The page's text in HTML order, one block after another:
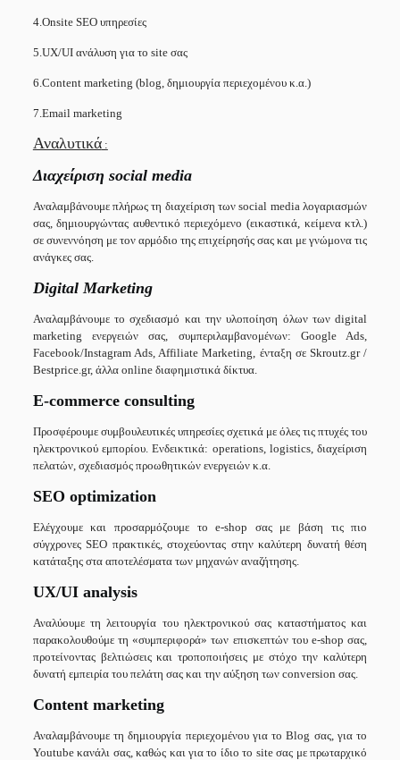
4.Onsite SEO υπηρεσίες
5.UX/UI ανάλυση για το site σας
6.Content marketing (blog, δημιουργία περιεχομένου κ.α.)
7.Email marketing
Αναλυτικά:
Διαχείριση social media
Αναλαμβάνουμε πλήρως τη διαχείριση των social media λογαριασμών
σας, δημιουργώντας αυθεντικό περιεχόμενο (εικαστικά, κείμενα κτλ.)
σε συνεννόηση με τον αρμόδιο της επιχείρησής σας και με γνώμονα τις
ανάγκες σας.
Digital Marketing
Αναλαμβάνουμε το σχεδιασμό και την υλοποίηση όλων των digital
marketing ενεργειών σας, συμπεριλαμβανομένων: Google Ads,
Facebook/Instagram Ads, Affiliate Marketing, ένταξη σε Skroutz.gr /
Bestprice.gr, άλλα online διαφημιστικά δίκτυα.
E-commerce consulting
Προσφέρουμε συμβουλευτικές υπηρεσίες σχετικά με όλες τις πτυχές του
ηλεκτρονικού εμπορίου. Ενδεικτικά: operations, logistics, διαχείριση
πελατών, σχεδιασμός προωθητικών ενεργειών κ.α.
SEO optimization
Ελέγχουμε και προσαρμόζουμε το e-shop σας με βάση τις πιο
σύγχρονες SEO πρακτικές, στοχεύοντας στην καλύτερη δυνατή θέση
κατάταξης στα αποτελέσματα των μηχανών αναζήτησης.
UX/UI analysis
Αναλύουμε τη λειτουργία του ηλεκτρονικού σας καταστήματος και
παρακολουθούμε τη «συμπεριφορά» των επισκεπτών του e-shop σας,
προτείνοντας βελτιώσεις και τροποποιήσεις με στόχο την καλύτερη
δυνατή εμπειρία του πελάτη σας και την αύξηση των conversion σας.
Content marketing
Αναλαμβάνουμε τη δημιουργία περιεχομένου για το Blog σας, για το
Youtube κανάλι σας, καθώς και για το ίδιο το site σας με πρωταρχικό